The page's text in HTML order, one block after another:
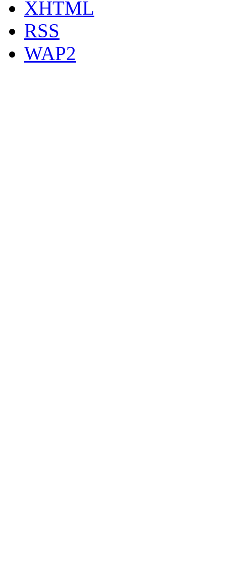
XHTML
RSS
WAP2